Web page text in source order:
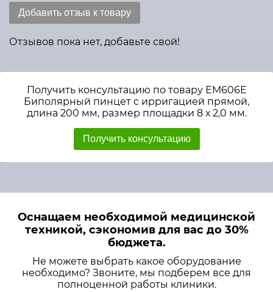
Добавить отзыв к товару
Отзывов пока нет, добавьте свой!
Получить консультацию по товару ЕМ606E
Биполярный пинцет с ирригацией прямой,
длина 200 мм, размер площадки 8 х 2,0 мм.
Получить консультацию
Оснащаем необходимой медицинской
техникой, сэкономив для вас до 30%
бюджета.
Не можете выбрать какое оборудование
необходимо? Звоните, мы подберем все для
полноценной работы клиники.